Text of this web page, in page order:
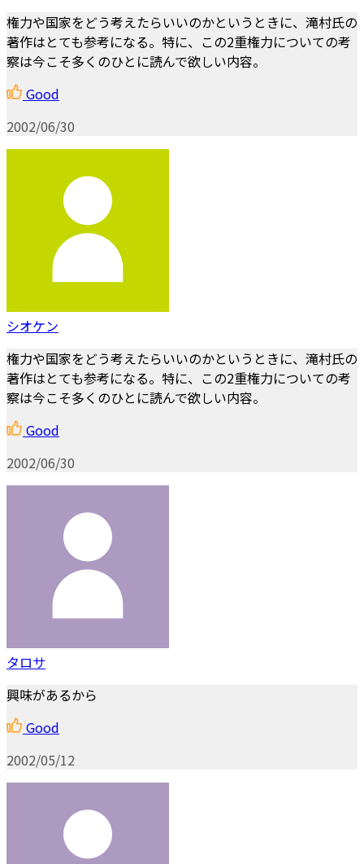
権力や国家をどう考えたらいいのかというときに、滝村氏の
著作はとても参考になる。特に、この2重権力についての考
察は今こそ多くのひとに読んで欲しい内容。
Good
2002/06/30
シオケン
権力や国家をどう考えたらいいのかというときに、滝村氏の
著作はとても参考になる。特に、この2重権力についての考
察は今こそ多くのひとに読んで欲しい内容。
Good
2002/06/30
タロサ
興味があるから
Good
2002/05/12